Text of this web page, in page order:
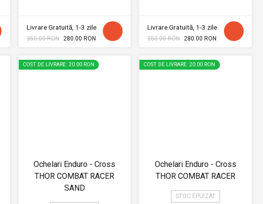
Livrare Gratuită, 1-3 zile
350.00 RON 280.00 RON
Livrare Gratuită, 1-3 zile
350.00 RON 280.00 RON
COST DE LIVRARE: 20.00 RON
Ochelari Enduro - Cross
THOR COMBAT RACER
SAND
COST DE LIVRARE: 20.00 RON
Ochelari Enduro - Cross
THOR COMBAT RACER
STOC EPUIZAT